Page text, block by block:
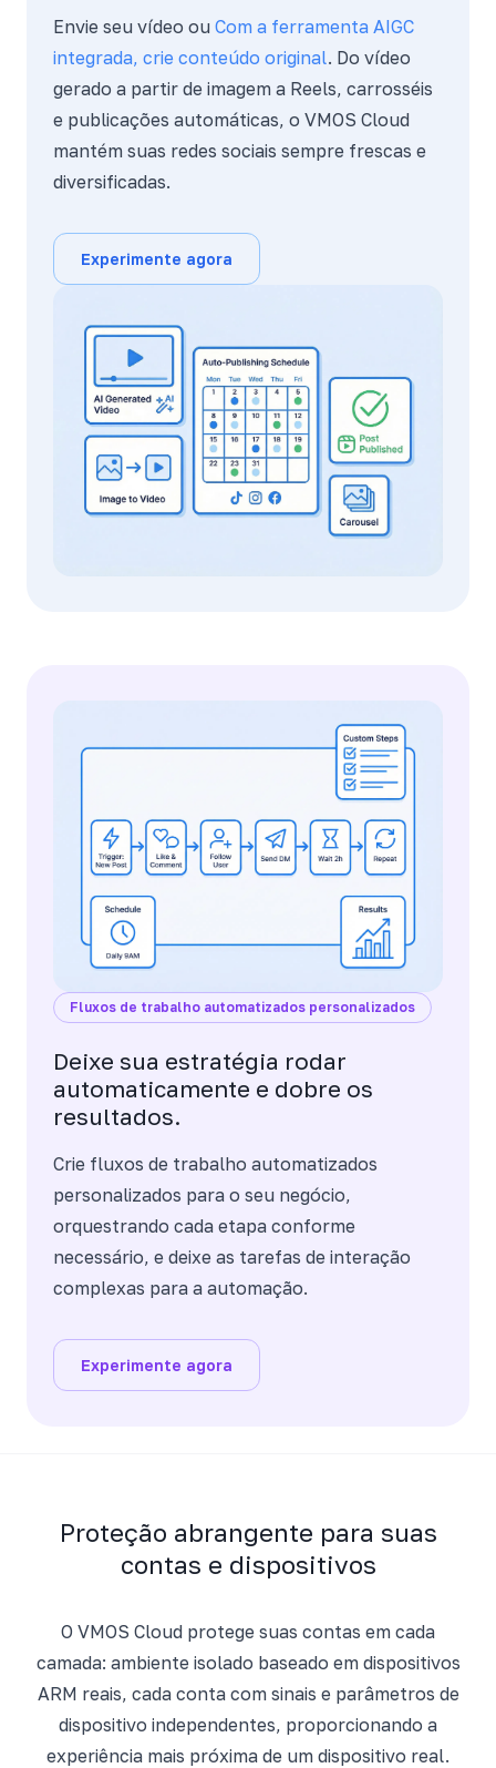
Envie seu vídeo ou Com a ferramenta AIGC
integrada, crie conteúdo original. Do vídeo
gerado a partir de imagem a Reels, carrosséis
e publicações automáticas, o VMOS Cloud
mantém suas redes sociais sempre frescas e
diversificadas.
Experimente agora
Fluxos de trabalho automatizados personalizados
Deixe sua estratégia rodar
automaticamente e dobre os
resultados.
Crie fluxos de trabalho automatizados
personalizados para o seu negócio,
orquestrando cada etapa conforme
necessário, e deixe as tarefas de interação
complexas para a automação.
Experimente agora
Proteção abrangente para suas
contas e dispositivos
O VMOS Cloud protege suas contas em cada
camada: ambiente isolado baseado em dispositivos
ARM reais, cada conta com sinais e parâmetros de
dispositivo independentes, proporcionando a
experiência mais próxima de um dispositivo real.